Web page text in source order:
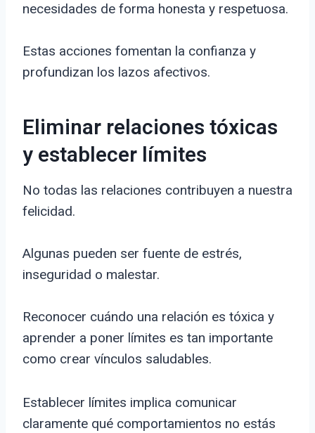
necesidades de forma honesta y respetuosa.
Estas acciones fomentan la confianza y
profundizan los lazos afectivos.
Eliminar relaciones tóxicas
y establecer límites
No todas las relaciones contribuyen a nuestra
felicidad.
Algunas pueden ser fuente de estrés,
inseguridad o malestar.
Reconocer cuándo una relación es tóxica y
aprender a poner límites es tan importante
como crear vínculos saludables.
Establecer límites implica comunicar
claramente qué comportamientos no estás